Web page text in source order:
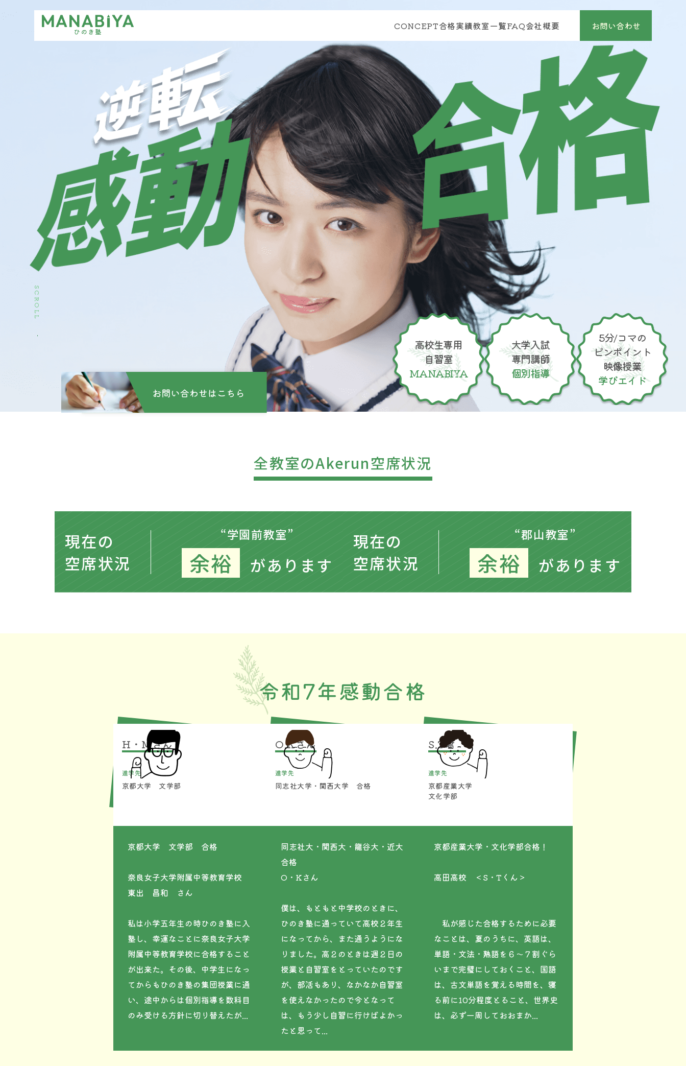
CONCEPT合格実績教室一覧FAQ会社概要 お問い合わせ
SCROLL
高校生専用
自習室
MANABIYA
大学入試
専門講師
個別指導
5分/コマの
ピンポイント
映像授業
学びエイド
全教室のAkerun空席状況
現在の
空席状況
“学園前教室”
余裕 があります
現在の
空席状況
“郡山教室”
余裕 があります
令和7年感動合格
H・Mさん
進学先
京都大学 文学部
京都大学 文学部 合格
奈良女子大学附属中等教育学校
東出 昌和 さん
私は小学五年生の時ひのき塾に入
塾し、幸運なことに奈良女子大学
附属中等教育学校に合格すること
が出来た。その後、中学生になっ
てからもひのき塾の集団授業に通
い、途中からは個別指導を数科目
のみ受ける方針に切り替えたが...
O.Kさん
進学先
同志社大学・関西大学 合格
同志社大・関西大・龍谷大・近大
合格
O・Kさん
僕は、もともと中学校のときに、
ひのき塾に通っていて高校２年生
になってから、また通うようにな
りました。高２のときは週２日の
授業と自習室をとっていたのです
が、部活もあり、なかなか自習室
を使えなかったので今となって
は、もう少し自習に行けばよかっ
たと思って...
S.T君
進学先
京都産業大学
文化学部
京都産業大学・文化学部合格！
高田高校 ＜S・Tくん＞
私が感じた合格するために必要
なことは、夏のうちに、英語は、
単語・文法・熟語を６～７割ぐら
いまで完璧にしておくこと、国語
は、古文単語を覚える時間を、寝
る前に10分程度とること、世界史
は、必ず一周しておおまか...